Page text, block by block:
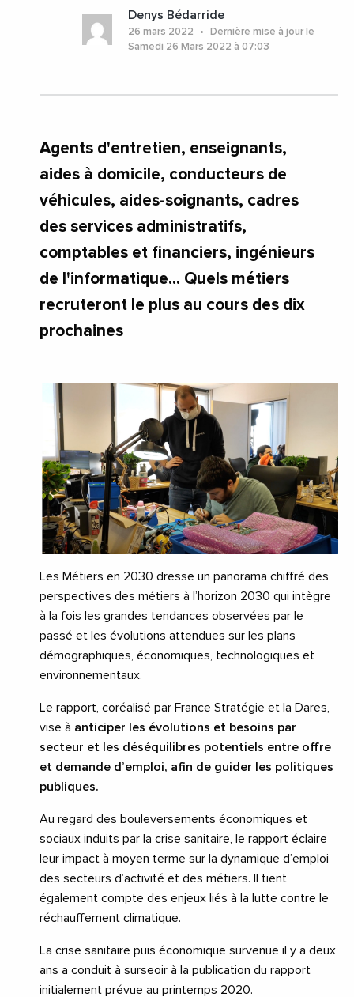
Denys Bédarride
26 mars 2022
Dernière mise à jour le
Samedi 26 Mars 2022 à 07:03
Agents d'entretien, enseignants,
aides à domicile, conducteurs de
véhicules, aides-soignants, cadres
des services administratifs,
comptables et financiers, ingénieurs
de l'informatique... Quels métiers
recruteront le plus au cours des dix
prochaines
Les Métiers en 2030 dresse un panorama chiffré des
perspectives des métiers à l’horizon 2030 qui intègre
à la fois les grandes tendances observées par le
passé et les évolutions attendues sur les plans
démographiques, économiques, technologiques et
environnementaux.
Le rapport, coréalisé par France Stratégie et la Dares,
vise à anticiper les évolutions et besoins par
secteur et les déséquilibres potentiels entre offre
et demande d’emploi, afin de guider les politiques
publiques.
Au regard des bouleversements économiques et
sociaux induits par la crise sanitaire, le rapport éclaire
leur impact à moyen terme sur la dynamique d’emploi
des secteurs d’activité et des métiers. Il tient
également compte des enjeux liés à la lutte contre le
réchauffement climatique.
La crise sanitaire puis économique survenue il y a deux
ans a conduit à surseoir à la publication du rapport
initialement prévue au printemps 2020.